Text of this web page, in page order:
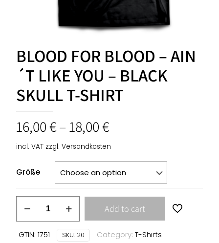
BLOOD FOR BLOOD – AIN
´T LIKE YOU – BLACK
SKULL T-SHIRT
16,00€–18,00€
incl. VAT zzgl. Versandkosten
Größe
FOR
BLOOD
-
Add to cart
GTIN: 1751 SKU: 20 Category: T-Shirts